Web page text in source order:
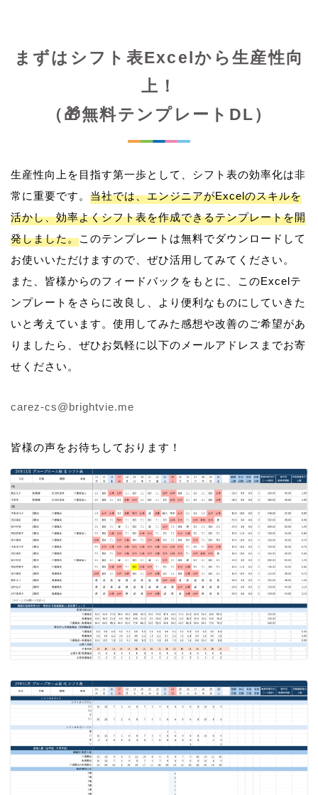
まずはシフト表Excelから生産性向
上！
（🎁無料テンプレートDL）
生産性向上を目指す第一歩として、シフト表の効率化は非
常に重要です。 当社では、エンジニアがExcelのスキルを
活かし、効率よくシフト表を作成できるテンプレートを開
発しました。このテンプレートは無料でダウンロードして
お使いいただけますので、ぜひ活用してみてください。
また、皆様からのフィードバックをもとに、このExcelテ
ンプレートをさらに改良し、より便利なものにしていきた
いと考えています。使用してみた感想や改善のご希望があ
りましたら、ぜひお気軽に以下のメールアドレスまでお寄
せください。
carez-cs@brightvie.me
皆様の声をお待ちしております！